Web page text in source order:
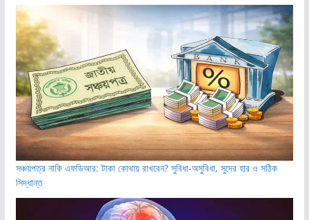
সঞ্চয়পত্র নাকি এফডিআর: টাকা কোথায় রাখবেন? সুবিধা-অসুবিধা, সুদের হার ও সঠিক
সিদ্ধান্ত